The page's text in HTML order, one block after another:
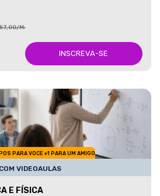
Mês
INSCREVA-SE
PARA VOCE +1 PARA UM AMIGO
COM VIDEOAULAS
E FÍSICA